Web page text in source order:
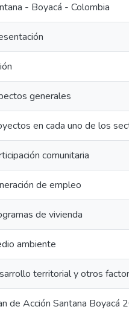
- Boyacá - Colombia
generales
en cada uno de los
comunitaria
de empleo
de vivienda
ambiente
territorial y otros
de Acción Santana Boyacá